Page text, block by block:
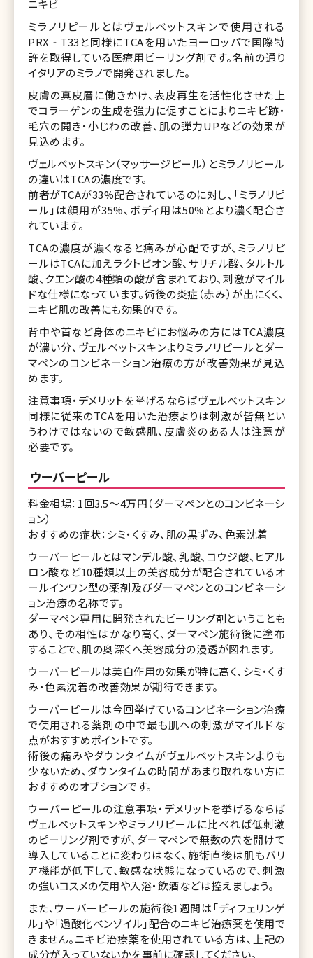
がります。その結果ニキビ跡やクレーター、開いた毛穴が改善
され、くすみやシワのないピンとハリのあるお肌に導く効果が
期待できます。
ニキビ
ミラノリピールとはヴェルベットスキンで使用される
PRX‐T33と同様にTCAを用いたヨーロッパで国際特
許を取得している医療用ピーリング剤です。名前の通り
イタリアのミラノで開発されました。
皮膚の真皮層に働きかけ、表皮再生を活性化させた上
でコラーゲンの生成を強力に促すことによりニキビ跡・
毛穴の開き・小じわの改善、肌の弾力UPなどの効果が
見込めます。
ヴェルベットスキン（マッサージピール）とミラノリピール
の違いはTCAの濃度です。
前者がTCAが33%配合されているのに対し、「ミラノリピ
ール」は顔用が35%、ボディ用は50%とより濃く配合さ
れています。
TCAの濃度が濃くなると痛みが心配ですが、ミラノリピ
ールはTCAに加えラクトビオン酸、サリチル酸、タルトル
酸、クエン酸の4種類の酸が含まれており、刺激がマイル
ドな仕様になっています。術後の炎症（赤み）が出にくく、
ニキビ肌の改善にも効果的です。
背中や首など身体のニキビにお悩みの方にはTCA濃度
が濃い分、ヴェルベットスキンよりミラノリピールとダー
マペンのコンビネーション治療の方が改善効果が見込
めます。
注意事項・デメリットを挙げるならばヴェルベットスキン
同様に従来のTCAを用いた治療よりは刺激が皆無とい
うわけではないので敏感肌、皮膚炎のある人は注意が
必要です。
ウーバーピール
料金相場：1回3.5～4万円（ダーマペンとのコンビネーシ
ョン）
おすすめの症状：シミ・くすみ、肌の黒ずみ、色素沈着
ウーバーピールとはマンデル酸、乳酸、コウジ酸、ヒアル
ロン酸など10種類以上の美容成分が配合されているオ
ールインワン型の薬剤及びダーマペンとのコンビネーシ
ョン治療の名称です。
ダーマペン専用に開発されたピーリング剤ということも
あり、その相性はかなり高く、ダーマペン施術後に塗布
することで、肌の奥深くへ美容成分の浸透が図れます。
ウーバーピールは美白作用の効果が特に高く、シミ・くす
み・色素沈着の改善効果が期待できます。
ウーバーピールは今回挙げているコンビネーション治療
で使用される薬剤の中で最も肌への刺激がマイルドな
点がおすすめポイントです。
術後の痛みやダウンタイムがヴェルベットスキンよりも
少ないため、ダウンタイムの時間があまり取れない方に
おすすめのオプションです。
ウーバーピールの注意事項・デメリットを挙げるならば
ヴェルベットスキンやミラノリピールに比べれば低刺激
のピーリング剤ですが、ダーマペンで無数の穴を開けて
導入していることに変わりはなく、施術直後は肌もバリ
ア機能が低下して、敏感な状態になっているので、刺激
の強いコスメの使用や入浴・飲酒などは控えましょう。
また、ウーバーピールの施術後1週間は「ディフェリンゲ
ル」や「過酸化ベンゾイル」配合のニキビ治療薬を使用で
きません。ニキビ治療薬を使用されている方は、上記の
成分が入っていないかを事前に確認してください。